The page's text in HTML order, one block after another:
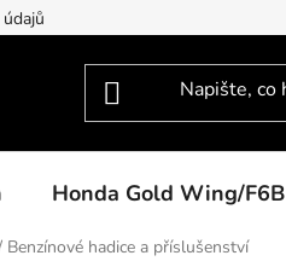
Honda Gold Wing/F6B
Benzínové hadice a příslušenství